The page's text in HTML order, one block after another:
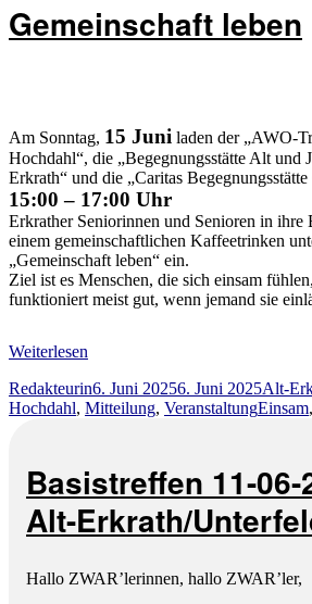
Gemeinschaft leben
Am Sonntag, 15 Juni laden der „AWO-
Hochdahl“, die „Begegnungsstätte Alt und
Erkrath“ und die „Caritas
15:00 – 17:00 Uhr
Erkrather Seniorinnen und Senioren in ihre
einem gemeinschaftlichen Kaffeetrinken
„Gemeinschaft leben“ ein.
Ziel ist es Menschen, die sich einsam
funktioniert meist gut, wenn jemand sie
Weiterlesen
Autor
RedakteurinVeröffentlicht
am
6. Juni 20256. Juni 2025Alt-
Hochdahl, Mitteilung, VeranstaltungEinsam,
Basistreffen 11-06-
Alt-Erkrath/
Hallo ZWAR’lerinnen, hallo ZWAR’ler,